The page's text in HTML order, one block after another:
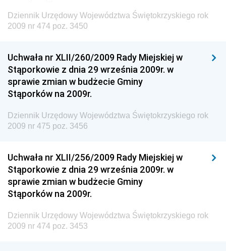
Dziennik Urzędowy Ministra Transportu, Budownictwa
i Gospodarki Morskiej
Dziennik Urzędowy Ministra Spraw Zagranicznych
Dziennik Urzędowy Centralnego Biura
Antykorupcyjnego
Wewnętrznego
Dziennik Urzędowy Urzędu Patentowego
Dziennik Urzędowy Generalnej Dyrekcji Dróg
Krajowych i Autostrad
Dziennik Urzędowy Ministra Środowiska
Dziennik Urzędowy Ministra Edukacji
Dziennik Urzędowy Województwa Świętokrzyskiego rok
2009 nr 474 poz. 3450
Uchwała nr XLII/260/2009 Rady Miejskiej w
Stąporkowie z dnia 29 września 2009r. w
sprawie zmian w budżecie Gminy
Stąporków na 2009r.
Dziennik Urzędowy Województwa Świętokrzyskiego rok
2009 nr 475 poz. 3456
Uchwała nr XLII/256/2009 Rady Miejskiej w
Stąporkowie z dnia 29 września 2009r. w
sprawie zmian w budżecie Gminy
Stąporków na 2009r.
Dziennik Urzędowy Województwa Świętokrzyskiego rok
2009 nr 474 poz. 3453